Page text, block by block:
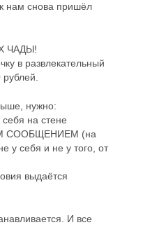
нам снова пришёл
ЧАДЫ!
в развлекательный
нужно:
на стене
СООБЩЕНИЕМ (на
у себя и не у того, от
выдаётся
И все